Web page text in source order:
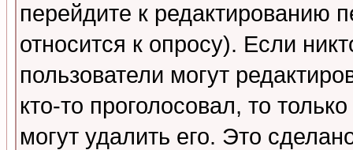
перейдите к редактированию
относится к опросу). Если
пользователи могут
кто-то проголосовал, то
могут удалить его. Это